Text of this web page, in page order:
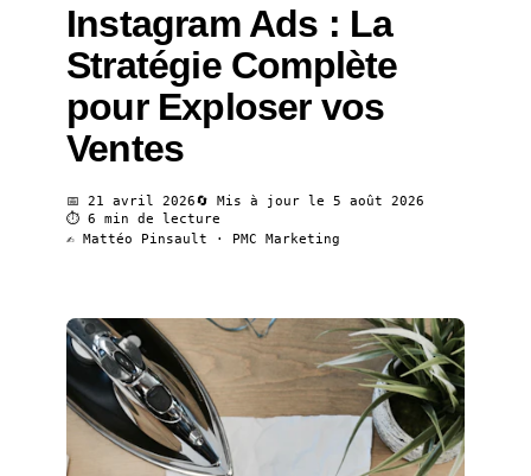
Automatisation
Email Marketing
Séquences & campagnes
Voir tous les services →
Méthode
Projets
À Propos
Audit Gratuit →
Instagram Ads : La
Stratégie Complète
pour Exploser vos
Ventes
📅 21 avril 2026🔄 Mis à jour le 5 août 2026
⏱ 6 min de lecture
✍️ Mattéo Pinsault · PMC Marketing